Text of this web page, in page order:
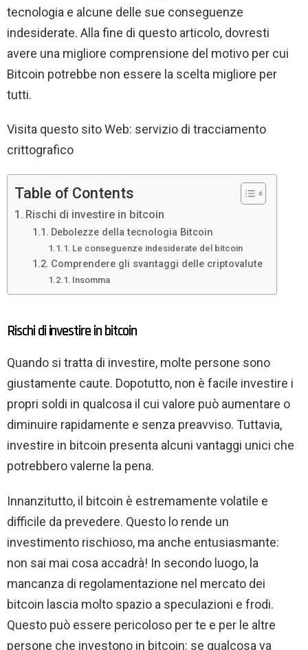
tecnologia e alcune delle sue conseguenze
indesiderate. Alla fine di questo articolo, dovresti
avere una migliore comprensione del motivo per cui
Bitcoin potrebbe non essere la scelta migliore per
tutti.
Visita questo sito Web: servizio di tracciamento
crittografico
Table of Contents
Rischi di investire in bitcoin
Debolezze della tecnologia Bitcoin
Le conseguenze indesiderate del bitcoin
Comprendere gli svantaggi delle criptovalute
Insomma
Rischi di investire in bitcoin
Quando si tratta di investire, molte persone sono
giustamente caute. Dopotutto, non è facile investire i
propri soldi in qualcosa il cui valore può aumentare o
diminuire rapidamente e senza preavviso. Tuttavia,
investire in bitcoin presenta alcuni vantaggi unici che
potrebbero valerne la pena.
Innanzitutto, il bitcoin è estremamente volatile e
difficile da prevedere. Questo lo rende un
investimento rischioso, ma anche entusiasmante:
non sai mai cosa accadrà! In secondo luogo, la
mancanza di regolamentazione nel mercato dei
bitcoin lascia molto spazio a speculazioni e frodi.
Questo può essere pericoloso per te e per le altre
persone che investono in bitcoin: se qualcosa va